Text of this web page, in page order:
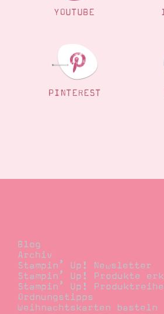
YOUTUBE
PINTEREST
Blog
Archiv
Stampin’ Up! Newsletter
Stampin’ Up! Produkte
Stampin’ Up!
Ordnungstipps
Weihnachtskarten basteln